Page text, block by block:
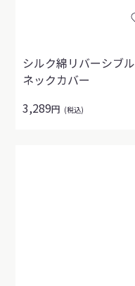
シルク綿リバーシブル
ネックカバー
3,289円 (税込)